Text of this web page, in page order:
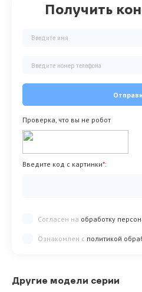
Получить
Проверка, что вы не робот
Введите код с картинки*:
Согласен на обработку
Ознакомлен с политикой
Другие модели серии